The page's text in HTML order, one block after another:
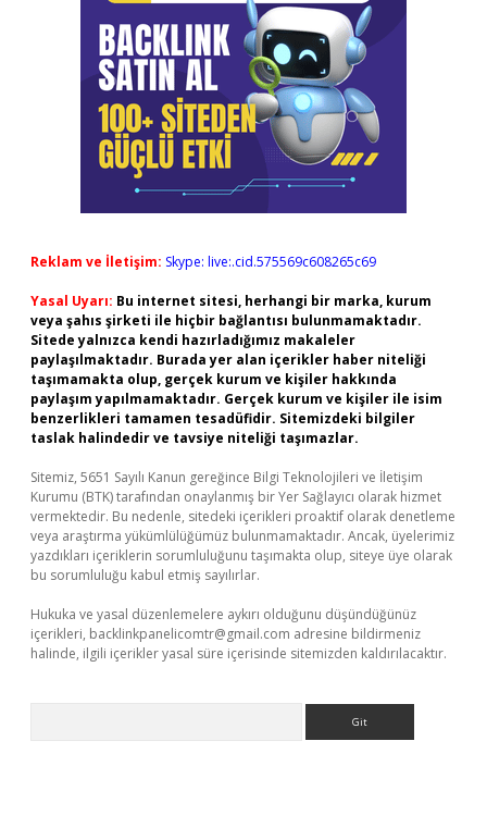
Reklam ve İletişim: Skype: live:.cid.575569c608265c69
Yasal Uyarı: Bu internet sitesi, herhangi bir marka, kurum
veya şahıs şirketi ile hiçbir bağlantısı bulunmamaktadır.
Sitede yalnızca kendi hazırladığımız makaleler
paylaşılmaktadır. Burada yer alan içerikler haber niteliği
taşımamakta olup, gerçek kurum ve kişiler hakkında
paylaşım yapılmamaktadır. Gerçek kurum ve kişiler ile isim
benzerlikleri tamamen tesadüfidir. Sitemizdeki bilgiler
taslak halindedir ve tavsiye niteliği taşımazlar.
Sitemiz, 5651 Sayılı Kanun gereğince Bilgi Teknolojileri ve İletişim
Kurumu (BTK) tarafından onaylanmış bir Yer Sağlayıcı olarak hizmet
vermektedir. Bu nedenle, sitedeki içerikleri proaktif olarak denetleme
veya araştırma yükümlülüğümüz bulunmamaktadır. Ancak, üyelerimiz
yazdıkları içeriklerin sorumluluğunu taşımakta olup, siteye üye olarak
bu sorumluluğu kabul etmiş sayılırlar.
Hukuka ve yasal düzenlemelere aykırı olduğunu düşündüğünüz
içerikleri, backlinkpanelicomtr@gmail.com adresine bildirmeniz
halinde, ilgili içerikler yasal süre içerisinde sitemizden kaldırılacaktır.